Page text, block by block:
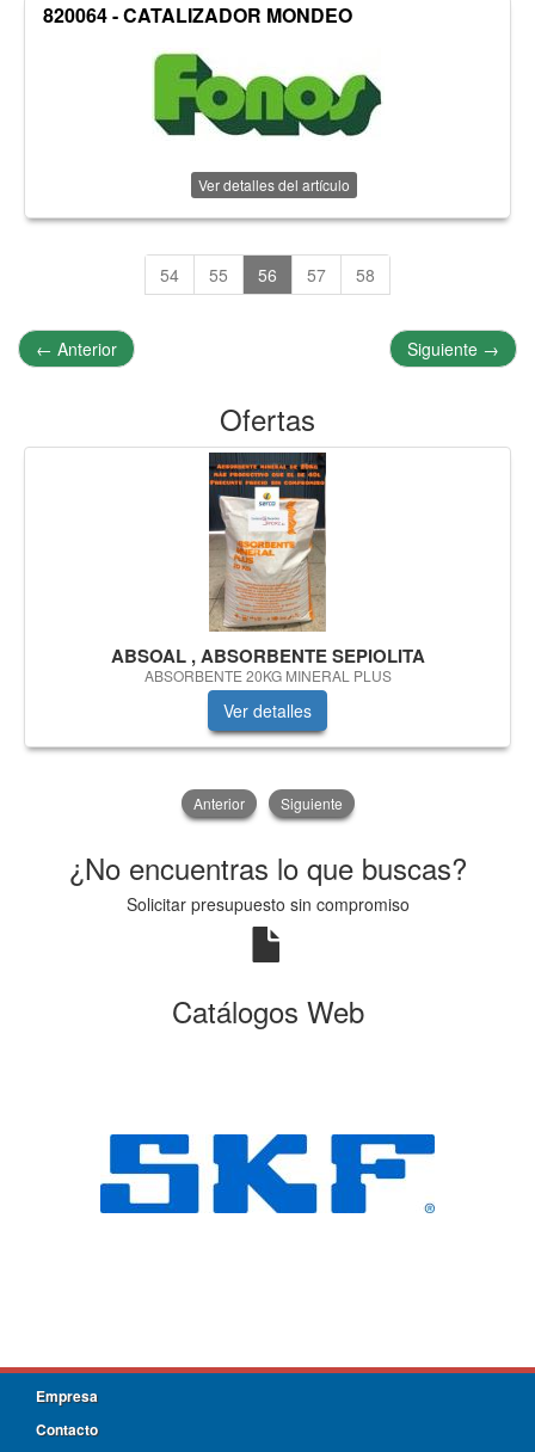
820064 - CATALIZADOR MONDEO
Ver detalles del artículo
54 55 56 57 58
← Anterior Siguiente →
Ofertas
ABSOAL , ABSORBENTE SEPIOLITA
ABSORBENTE 20KG MINERAL PLUS
Ver detalles
Anterior Siguiente
¿No encuentras lo que buscas?
Solicitar presupuesto sin compromiso
Catálogos Web
Empresa
Contacto